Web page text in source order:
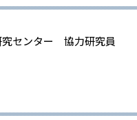
センター 協力研究員